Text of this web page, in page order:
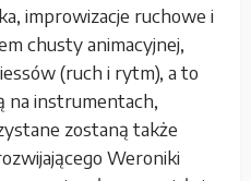
improwizacje ruchowe i
chusty animacyjnej,
(ruch i rytm), a to
na instrumentach,
zostaną także
Weroniki